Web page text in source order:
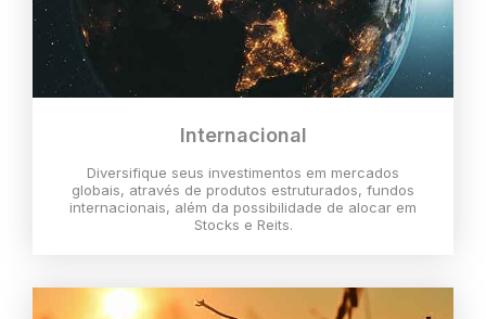
Internacional
Diversifique seus investimentos em mercados
globais, através de produtos estruturados, fundos
internacionais, além da possibilidade de alocar em
Stocks e Reits.